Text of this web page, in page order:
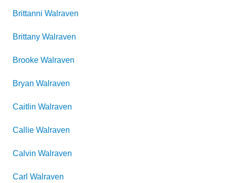
Brittanni Walraven
Brittany Walraven
Brooke Walraven
Bryan Walraven
Caitlin Walraven
Callie Walraven
Calvin Walraven
Carl Walraven